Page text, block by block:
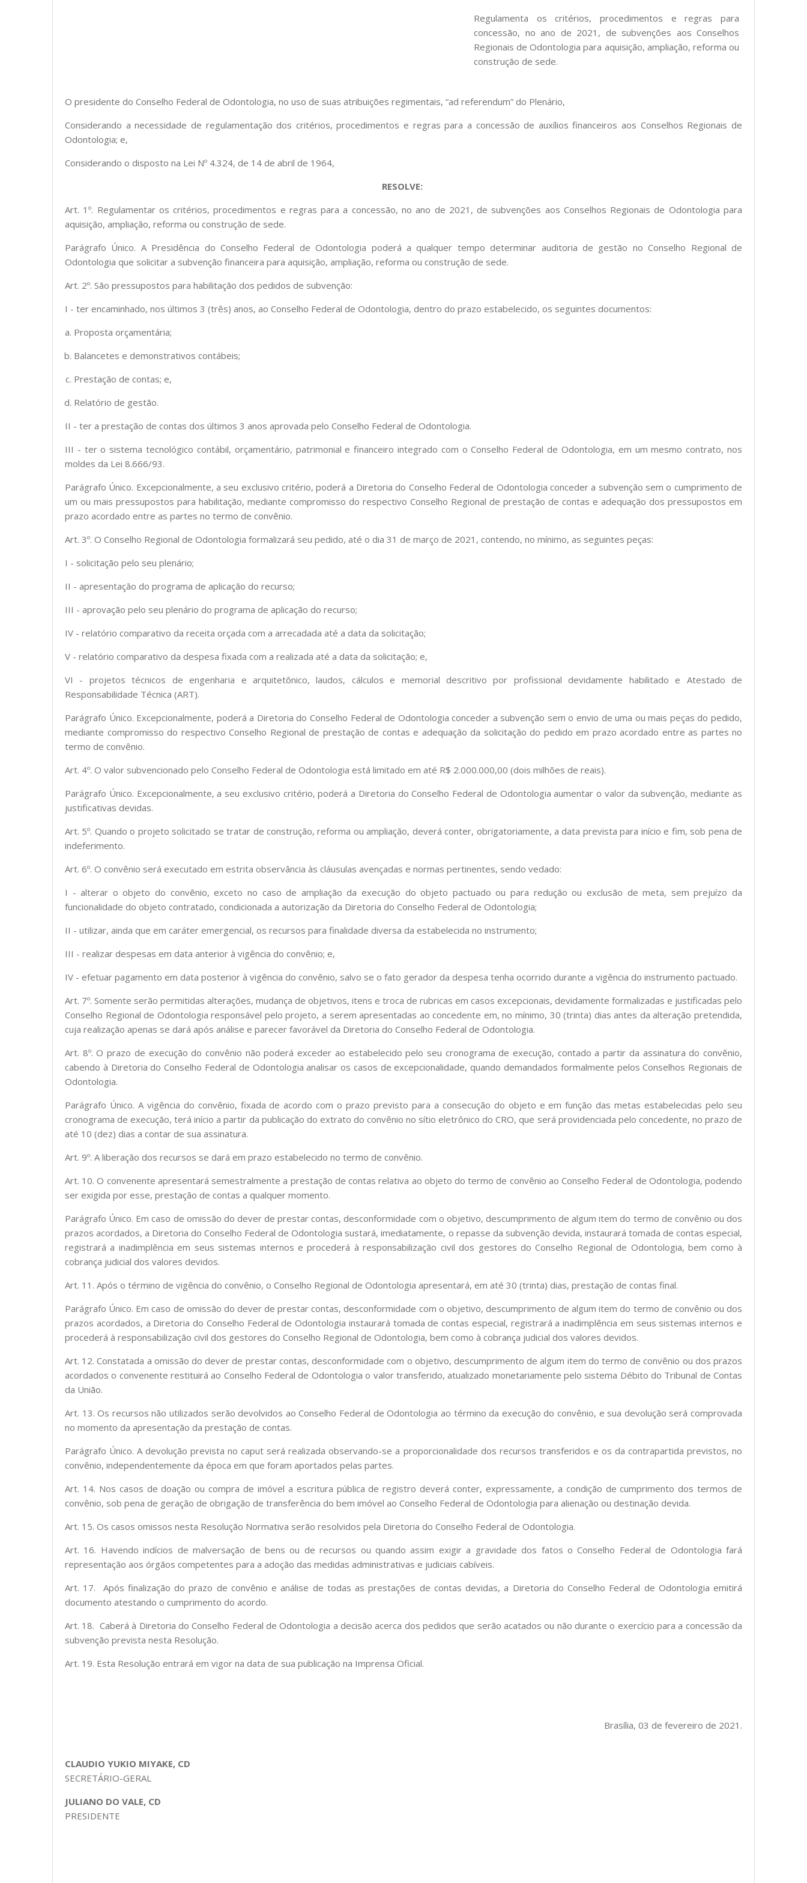
Regulamenta os critérios, procedimentos e regras para
concessão, no ano de 2021, de subvenções aos Conselhos
Regionais de Odontologia para aquisição, ampliação, reforma ou
construção de sede.
O presidente do Conselho Federal de Odontologia, no uso de suas atribuições regimentais, “ad referendum” do Plenário,
Considerando a necessidade de regulamentação dos critérios, procedimentos e regras para a concessão de auxílios financeiros aos Conselhos Regionais de
Odontologia; e,
Considerando o disposto na Lei Nº 4.324, de 14 de abril de 1964,
RESOLVE:
Art. 1º. Regulamentar os critérios, procedimentos e regras para a concessão, no ano de 2021, de subvenções aos Conselhos Regionais de Odontologia para
aquisição, ampliação, reforma ou construção de sede.
Parágrafo Único. A Presidência do Conselho Federal de Odontologia poderá a qualquer tempo determinar auditoria de gestão no Conselho Regional de
Odontologia que solicitar a subvenção financeira para aquisição, ampliação, reforma ou construção de sede.
Art. 2º. São pressupostos para habilitação dos pedidos de subvenção:
I - ter encaminhado, nos últimos 3 (três) anos, ao Conselho Federal de Odontologia, dentro do prazo estabelecido, os seguintes documentos:
Proposta orçamentária;
Balancetes e demonstrativos contábeis;
Prestação de contas; e,
Relatório de gestão.
II - ter a prestação de contas dos últimos 3 anos aprovada pelo Conselho Federal de Odontologia.
III - ter o sistema tecnológico contábil, orçamentário, patrimonial e financeiro integrado com o Conselho Federal de Odontologia, em um mesmo contrato, nos
moldes da Lei 8.666/93.
Parágrafo Único. Excepcionalmente, a seu exclusivo critério, poderá a Diretoria do Conselho Federal de Odontologia conceder a subvenção sem o cumprimento de
um ou mais pressupostos para habilitação, mediante compromisso do respectivo Conselho Regional de prestação de contas e adequação dos pressupostos em
prazo acordado entre as partes no termo de convênio.
Art. 3º. O Conselho Regional de Odontologia formalizará seu pedido, até o dia 31 de março de 2021, contendo, no mínimo, as seguintes peças:
I - solicitação pelo seu plenário;
II - apresentação do programa de aplicação do recurso;
III - aprovação pelo seu plenário do programa de aplicação do recurso;
IV - relatório comparativo da receita orçada com a arrecadada até a data da solicitação;
V - relatório comparativo da despesa fixada com a realizada até a data da solicitação; e,
VI - projetos técnicos de engenharia e arquitetônico, laudos, cálculos e memorial descritivo por profissional devidamente habilitado e Atestado de
Responsabilidade Técnica (ART).
Parágrafo Único. Excepcionalmente, poderá a Diretoria do Conselho Federal de Odontologia conceder a subvenção sem o envio de uma ou mais peças do pedido,
mediante compromisso do respectivo Conselho Regional de prestação de contas e adequação da solicitação do pedido em prazo acordado entre as partes no
termo de convênio.
Art. 4º. O valor subvencionado pelo Conselho Federal de Odontologia está limitado em até R$ 2.000.000,00 (dois milhões de reais).
Parágrafo Único. Excepcionalmente, a seu exclusivo critério, poderá a Diretoria do Conselho Federal de Odontologia aumentar o valor da subvenção, mediante as
justificativas devidas.
Art. 5º. Quando o projeto solicitado se tratar de construção, reforma ou ampliação, deverá conter, obrigatoriamente, a data prevista para início e fim, sob pena de
indeferimento.
Art. 6º. O convênio será executado em estrita observância às cláusulas avençadas e normas pertinentes, sendo vedado:
I - alterar o objeto do convênio, exceto no caso de ampliação da execução do objeto pactuado ou para redução ou exclusão de meta, sem prejuízo da
funcionalidade do objeto contratado, condicionada a autorização da Diretoria do Conselho Federal de Odontologia;
II - utilizar, ainda que em caráter emergencial, os recursos para finalidade diversa da estabelecida no instrumento;
III - realizar despesas em data anterior à vigência do convênio; e,
IV - efetuar pagamento em data posterior à vigência do convênio, salvo se o fato gerador da despesa tenha ocorrido durante a vigência do instrumento pactuado.
Art. 7º. Somente serão permitidas alterações, mudança de objetivos, itens e troca de rubricas em casos excepcionais, devidamente formalizadas e justificadas pelo
Conselho Regional de Odontologia responsável pelo projeto, a serem apresentadas ao concedente em, no mínimo, 30 (trinta) dias antes da alteração pretendida,
cuja realização apenas se dará após análise e parecer favorável da Diretoria do Conselho Federal de Odontologia.
Art. 8º. O prazo de execução do convênio não poderá exceder ao estabelecido pelo seu cronograma de execução, contado a partir da assinatura do convênio,
cabendo à Diretoria do Conselho Federal de Odontologia analisar os casos de excepcionalidade, quando demandados formalmente pelos Conselhos Regionais de
Odontologia.
Parágrafo Único. A vigência do convênio, fixada de acordo com o prazo previsto para a consecução do objeto e em função das metas estabelecidas pelo seu
cronograma de execução, terá início a partir da publicação do extrato do convênio no sítio eletrônico do CRO, que será providenciada pelo concedente, no prazo de
até 10 (dez) dias a contar de sua assinatura.
Art. 9º. A liberação dos recursos se dará em prazo estabelecido no termo de convênio.
Art. 10. O convenente apresentará semestralmente a prestação de contas relativa ao objeto do termo de convênio ao Conselho Federal de Odontologia, podendo
ser exigida por esse, prestação de contas a qualquer momento.
Parágrafo Único. Em caso de omissão do dever de prestar contas, desconformidade com o objetivo, descumprimento de algum item do termo de convênio ou dos
prazos acordados, a Diretoria do Conselho Federal de Odontologia sustará, imediatamente, o repasse da subvenção devida, instaurará tomada de contas especial,
registrará a inadimplência em seus sistemas internos e procederá à responsabilização civil dos gestores do Conselho Regional de Odontologia, bem como à
cobrança judicial dos valores devidos.
Art. 11. Após o término de vigência do convênio, o Conselho Regional de Odontologia apresentará, em até 30 (trinta) dias, prestação de contas final.
Parágrafo Único. Em caso de omissão do dever de prestar contas, desconformidade com o objetivo, descumprimento de algum item do termo de convênio ou dos
prazos acordados, a Diretoria do Conselho Federal de Odontologia instaurará tomada de contas especial, registrará a inadimplência em seus sistemas internos e
procederá à responsabilização civil dos gestores do Conselho Regional de Odontologia, bem como à cobrança judicial dos valores devidos.
Art. 12. Constatada a omissão do dever de prestar contas, desconformidade com o objetivo, descumprimento de algum item do termo de convênio ou dos prazos
acordados o convenente restituirá ao Conselho Federal de Odontologia o valor transferido, atualizado monetariamente pelo sistema Débito do Tribunal de Contas
da União.
Art. 13. Os recursos não utilizados serão devolvidos ao Conselho Federal de Odontologia ao término da execução do convênio, e sua devolução será comprovada
no momento da apresentação da prestação de contas.
Parágrafo Único. A devolução prevista no caput será realizada observando-se a proporcionalidade dos recursos transferidos e os da contrapartida previstos, no
convênio, independentemente da época em que foram aportados pelas partes.
Art. 14. Nos casos de doação ou compra de imóvel a escritura pública de registro deverá conter, expressamente, a condição de cumprimento dos termos de
convênio, sob pena de geração de obrigação de transferência do bem imóvel ao Conselho Federal de Odontologia para alienação ou destinação devida.
Art. 15. Os casos omissos nesta Resolução Normativa serão resolvidos pela Diretoria do Conselho Federal de Odontologia.
Art. 16. Havendo indícios de malversação de bens ou de recursos ou quando assim exigir a gravidade dos fatos o Conselho Federal de Odontologia fará
representação aos órgãos competentes para a adoção das medidas administrativas e judiciais cabíveis.
Art. 17. Após finalização do prazo de convênio e análise de todas as prestações de contas devidas, a Diretoria do Conselho Federal de Odontologia emitirá
documento atestando o cumprimento do acordo.
Art. 18. Caberá à Diretoria do Conselho Federal de Odontologia a decisão acerca dos pedidos que serão acatados ou não durante o exercício para a concessão da
subvenção prevista nesta Resolução.
Art. 19. Esta Resolução entrará em vigor na data de sua publicação na Imprensa Oficial.
Brasília, 03 de fevereiro de 2021.
CLAUDIO YUKIO MIYAKE, CD
SECRETÁRIO-GERAL
JULIANO DO VALE, CD
PRESIDENTE